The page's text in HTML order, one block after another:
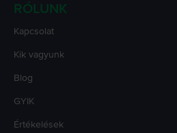
RÓLUNK
Kapcsolat
Kik vagyunk
Blog
GYIK
Értékelések